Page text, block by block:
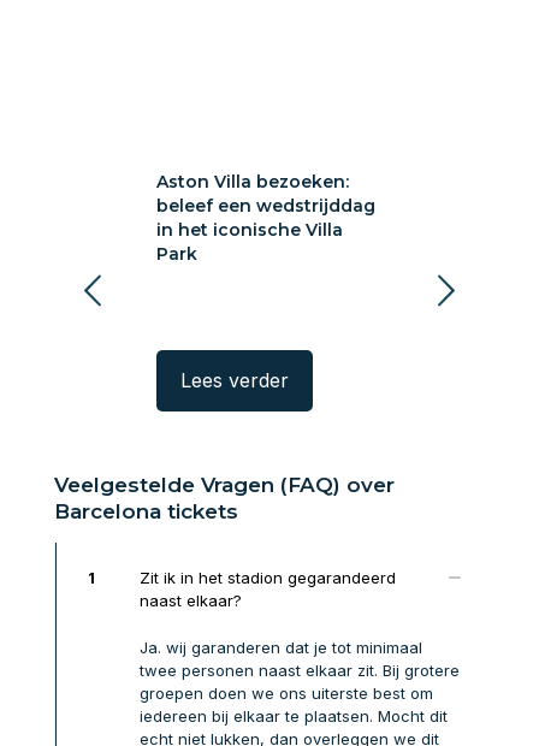
Aston Villa bezoeken:
beleef een wedstrijddag
in het iconische Villa
Park
Lees verder
Veelgestelde Vragen (FAQ) over
Barcelona tickets
1
Zit ik in het stadion gegarandeerd
naast elkaar?
Ja. wij garanderen dat je tot minimaal
twee personen naast elkaar zit. Bij grotere
groepen doen we ons uiterste best om
iedereen bij elkaar te plaatsen. Mocht dit
echt niet lukken, dan overleggen we dit